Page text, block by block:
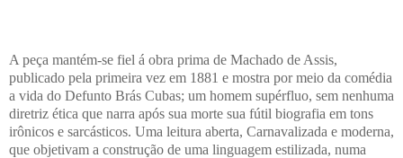
A peça mantém-se fiel á obra prima de Machado de Assis,
publicado pela primeira vez em 1881 e mostra por meio da comédia
a vida do Defunto Brás Cubas; um homem supérfluo, sem nenhuma
diretriz ética que narra após sua morte sua fútil biografia em tons
irônicos e sarcásticos. Uma leitura aberta, Carnavalizada e moderna,
que objetivam a construção de uma linguagem estilizada, numa